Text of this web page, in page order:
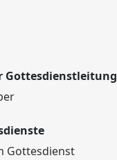
Gottesdienstleitung
Gottesdienst